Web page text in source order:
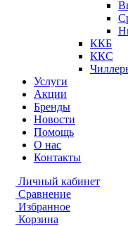
ККБ
ККС
Услуги
Акции
Бренды
Новости
Помощь
О нас
Контакты
Личный кабинет
Сравнение
Избранное
Корзина